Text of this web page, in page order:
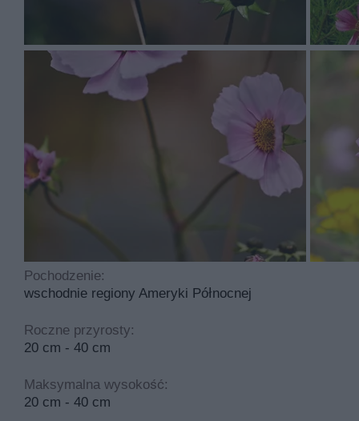
Nachyłek różowy to roślina, którą sadzimy w
Idealny odczyn gleby to obojętny. Roślina jest bardzo
Najczęściej spotykane choroby dotykające tą roślinę
potrzebuje cyklicznego przycinania.
Pochodzenie:
wschodnie regiony Ameryki Północnej
Roczne przyrosty:
20 cm - 40 cm
Maksymalna wysokość:
20 cm - 40 cm